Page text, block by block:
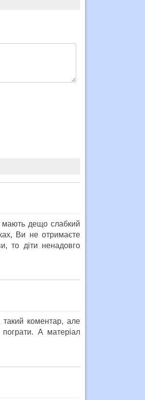
мають дещо слабкий
Ви не отримаєте
то діти ненадовго
коментар, але
А матеріал